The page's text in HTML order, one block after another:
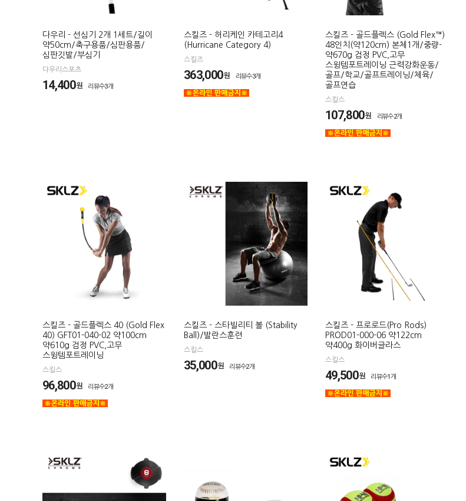
다우리 - 선심기 2개 1세트/길이
약50cm/축구용품/심판용품/
심판깃발/부심기
다우리스포츠
14,400원 리뷰수3개
스킬즈 - 허리케인 카테고리4
(Hurricane Category 4)
스킬즈
363,000원 리뷰수3개
스킬즈 - 골드플렉스 (Gold Flex™)
48인치(약120cm) 본체1개/중량-
약670g 검정 PVC,고무
스윙템포트레이닝 근력강화운동/
골프/학교/골프트레이닝/체육/
골프연습
스킬스
107,800원 리뷰수2개
스킬즈 - 골드플렉스 40 (Gold Flex
40) GFT01-040-02 약100cm
약610g 검정 PVC,고무
스윙템포트레이닝
스킬스
96,800원 리뷰수2개
스킬즈 - 스타빌리티 볼 (Stability
Ball)/발란스훈련
스킬스
35,000원 리뷰수2개
스킬즈 - 프로로드(Pro Rods)
PROD01-000-06 약122cm
약400g 화이버글라스
스킬스
49,500원 리뷰수1개